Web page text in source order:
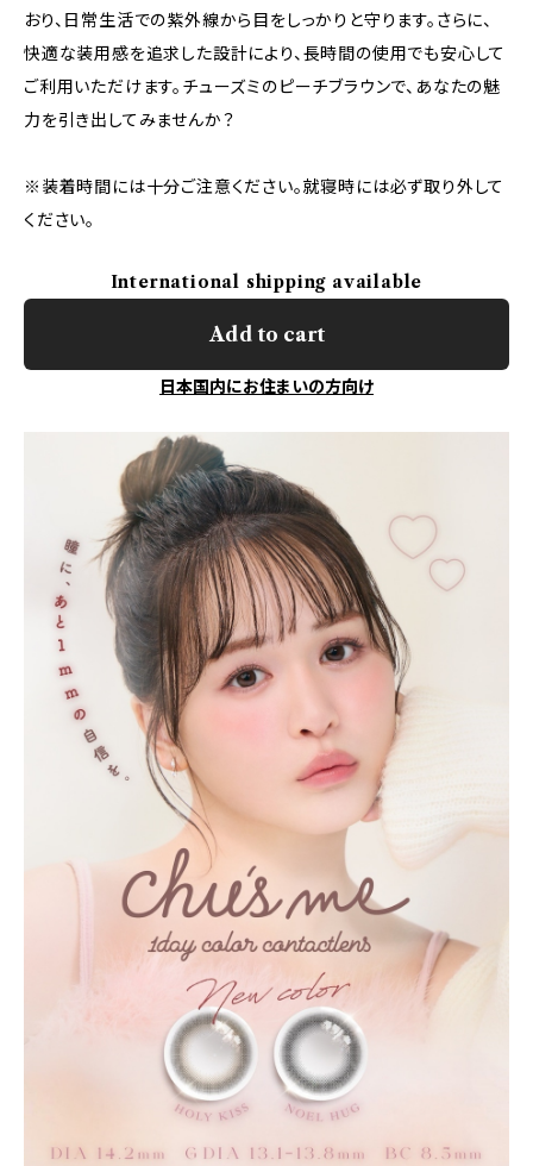
おり、日常生活での紫外線から目をしっかりと守ります。さらに、
快適な装用感を追求した設計により、長時間の使用でも安心して
ご利用いただけます。チューズミのピーチブラウンで、あなたの魅
力を引き出してみませんか？
※装着時間には十分ご注意ください。就寝時には必ず取り外して
ください。
International shipping available
Add to cart
日本国内にお住まいの方向け